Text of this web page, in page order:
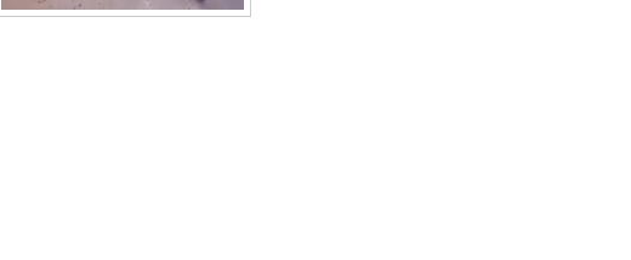
【画像】女の子「危機管理フォーーーーム！！！」